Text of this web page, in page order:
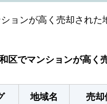
ョンが高く売却された
区でマンションが高く
地域名 売却